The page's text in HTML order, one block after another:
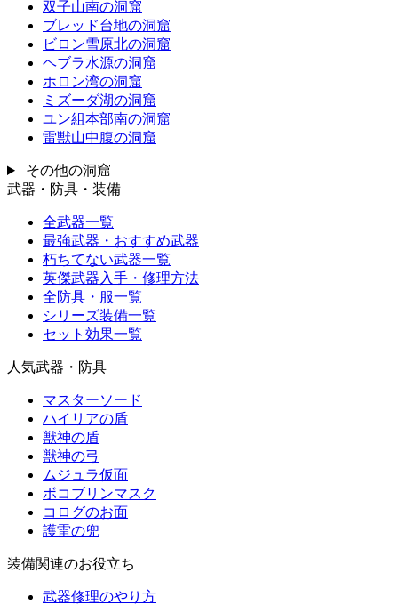
双子山南の洞窟
ブレッド台地の洞窟
ビロン雪原北の洞窟
ヘブラ水源の洞窟
ホロン湾の洞窟
ミズーダ湖の洞窟
ユン組本部南の洞窟
雷獣山中腹の洞窟
その他の洞窟
武器・防具・装備
全武器一覧
最強武器・おすすめ武器
朽ちてない武器一覧
英傑武器入手・修理方法
全防具・服一覧
シリーズ装備一覧
セット効果一覧
人気武器・防具
マスターソード
ハイリアの盾
獣神の盾
獣神の弓
ムジュラ仮面
ボコブリンマスク
コログのお面
護雷の兜
装備関連のお役立ち
武器修理のやり方